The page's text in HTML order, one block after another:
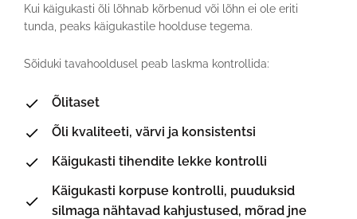
Kui käigukasti õli lõhnab kõrbenud või lõhn ei ole eriti
tunda, peaks käigukastile hoolduse tegema.
Sõiduki tavahooldusel peab laskma kontrollida:
Õlitaset
Õli kvaliteeti, värvi ja konsistentsi
Käigukasti tihendite lekke kontrolli
Käigukasti korpuse kontrolli, puuduksid
silmaga nähtavad kahjustused, mõrad jne